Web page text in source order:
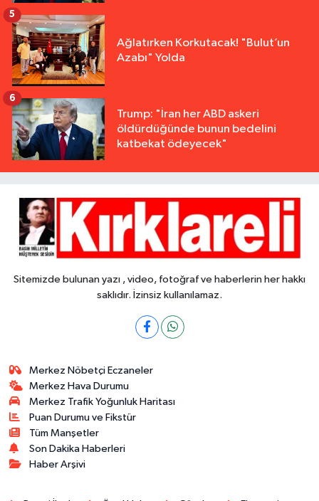
Ağlatırken Korkutacak! "Bulut’un
Azabı" Yolda
5
Trump: "İran her ABD askeri
öldürdüğünde bunun bedelini
katbekat ödeyecek"
6
Sitemizde bulunan yazı , video, fotoğraf ve haberlerin her hakkı
saklıdır. İzinsiz kullanılamaz.
Merkez Nöbetçi Eczaneler
Merkez Hava Durumu
Merkez Trafik Yoğunluk Haritası
Puan Durumu ve Fikstür
Tüm Manşetler
Son Dakika Haberleri
Haber Arşivi